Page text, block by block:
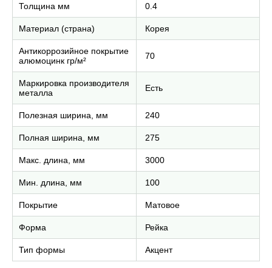
Толщина мм 0.4
Материал (страна) Корея
Антикоррозийное покрытие
алюмоцинк гр/м²
70
Маркировка производителя
металла
Есть
Полезная ширина, мм 240
Полная ширина, мм 275
Макс. длина, мм 3000
Мин. длина, мм 100
Покрытие Матовое
Форма Рейка
Тип формы Акцент